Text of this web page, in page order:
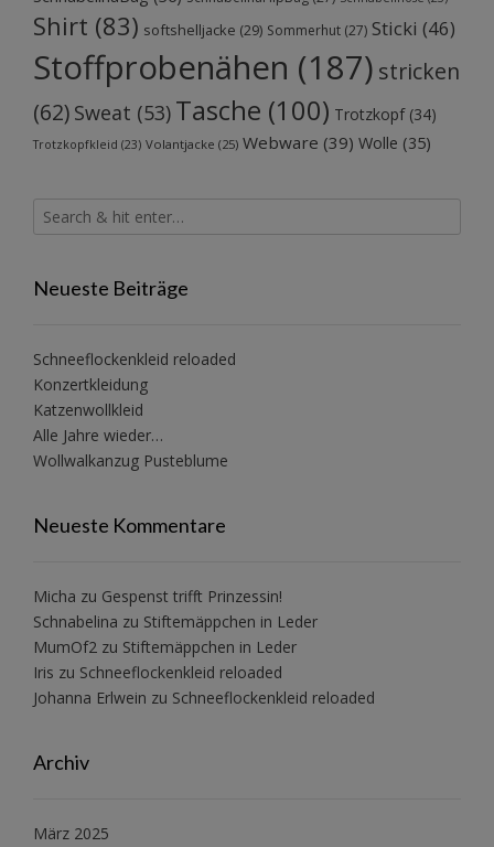
Shirt (83) softshelljacke (29) Sommerhut (27) Sticki (46)
Stoffprobenähen (187) stricken
(62) Sweat (53) Tasche (100) Trotzkopf(34)
Trotzkopfkleid (23) Volantjacke (25) Webware (39) Wolle (35)
Neueste Beiträge
Schneeflockenkleid reloaded
Konzertkleidung
Katzenwollkleid
Alle Jahre wieder…
Wollwalkanzug Pusteblume
Neueste Kommentare
Micha zu Gespenst trifft Prinzessin!
Schnabelina zu Stiftemäppchen in Leder
MumOf2 zu Stiftemäppchen in Leder
Iris zu Schneeflockenkleid reloaded
Johanna Erlwein zu Schneeflockenkleid reloaded
Archiv
März 2025